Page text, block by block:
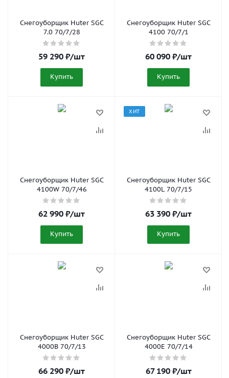
Снегоуборщик Huter SGC
7.0 70/7/28
59 290 ₽/шт
Купить
Снегоуборщик Huter SGC
4100 70/7/1
60 090 ₽/шт
Купить
Снегоуборщик Huter SGC
4100W 70/7/46
62 990 ₽/шт
Купить
ХИТ
Снегоуборщик Huter SGC
4100L 70/7/15
63 390 ₽/шт
Купить
Снегоуборщик Huter SGC
4000B 70/7/13
66 290 ₽/шт
Снегоуборщик Huter SGC
4000E 70/7/14
67 190₽/шт